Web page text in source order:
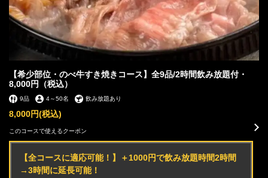
【希少部位・のべ牛すき焼きコース】全9品/2時間飲み放題付・
8,000円（税込）
9品 4～50名 飲み放題あり
8,000円(税込)
このコースで使えるクーポン
【全コースに適応可能！】＋1000円で飲み放題時間2時間
→3時間に延長可能！